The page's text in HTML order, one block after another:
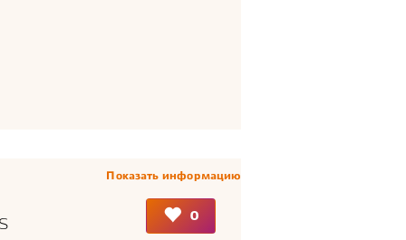
Показать информацию
0